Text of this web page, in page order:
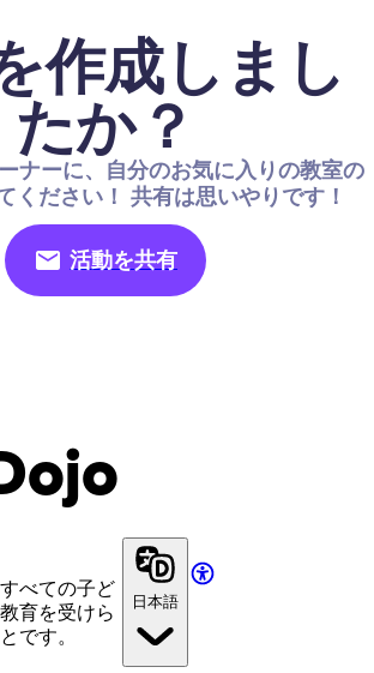
作成しまし
たか？
ナーに、自分のお気に入りの教室の
ください！ 共有は思いやりです！
活動を共有
べての子ど
育を受けら
です。
日本語